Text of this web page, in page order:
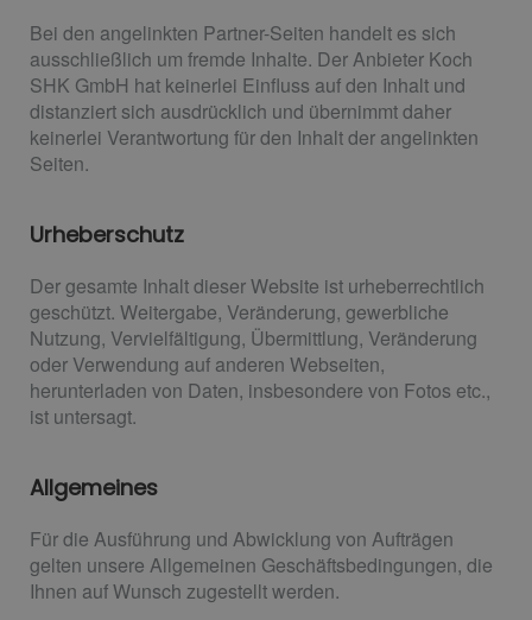
Bei den angelinkten Partner-Seiten handelt es sich
ausschließlich um fremde Inhalte. Der Anbieter Koch
SHK GmbH hat keinerlei Einfluss auf den Inhalt und
distanziert sich ausdrücklich und übernimmt daher
keinerlei Verantwortung für den Inhalt der angelinkten
Seiten.
Urheberschutz
Der gesamte Inhalt dieser Website ist urheberrechtlich
geschützt. Weitergabe, Veränderung, gewerbliche
Nutzung, Vervielfältigung, Übermittlung, Veränderung
oder Verwendung auf anderen Webseiten,
herunterladen von Daten, insbesondere von Fotos etc.,
ist untersagt.
Allgemeines
Für die Ausführung und Abwicklung von Aufträgen
gelten unsere Allgemeinen Geschäftsbedingungen, die
Ihnen auf Wunsch zugestellt werden.